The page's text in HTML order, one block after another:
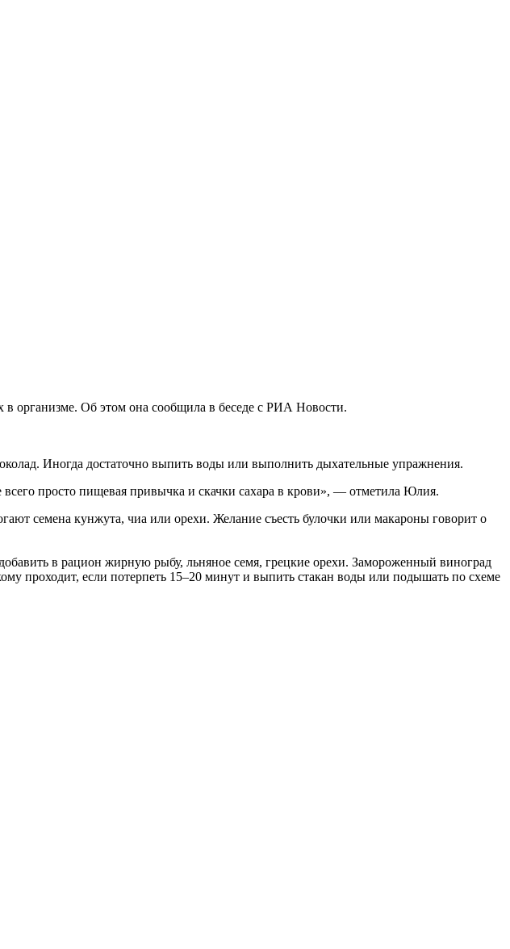
в организме. Об этом она сообщила в беседе с РИА Новости.
Иногда достаточно выпить воды или выполнить дыхательные упражнения.
просто пищевая привычка и скачки сахара в крови», — отметила Юлия.
семена кунжута, чиа или орехи. Желание съесть булочки или макароны говорит о
в рацион жирную рыбу, льняное семя, грецкие орехи. Замороженный виноград
проходит, если потерпеть 15–20 минут и выпить стакан воды или подышать по схеме